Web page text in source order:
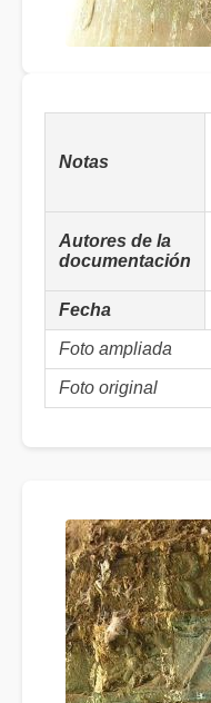
Notas
Autores de la
documentación
Fecha
Foto ampliada
Foto original